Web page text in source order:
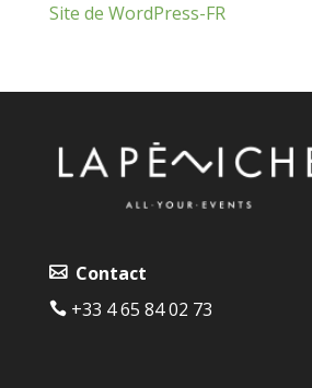
Site de WordPress-FR
Contact
+33 4 65 84 02 73‬‬